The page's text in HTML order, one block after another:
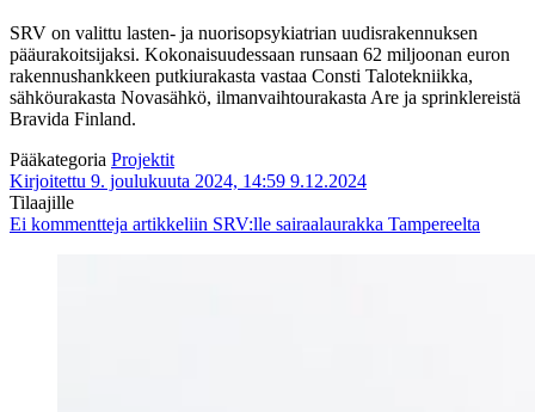
SRV on valittu lasten- ja nuorisopsykiatrian uudisrakennuksen
pääurakoitsijaksi. Kokonaisuudessaan runsaan 62 miljoonan euron
rakennushankkeen putkiurakasta vastaa Consti Talotekniikka,
sähköurakasta Novasähkö, ilmanvaihtourakasta Are ja sprinklereistä
Bravida Finland.
Pääkategoria Projektit
Kirjoitettu 9. joulukuuta 2024, 14:59 9.12.2024
Tilaajille
Ei kommentteja artikkeliin SRV:lle sairaalaurakka Tampereelta